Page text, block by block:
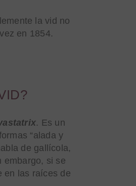
la vid no
en 1854.
. Es un
“alada y
de gallícola,
embargo, si se
en las raíces de